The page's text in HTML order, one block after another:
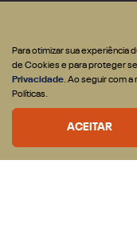
Para otimizar sua experiência
de Cookies e para proteger
Privacidade. Ao seguir com
Políticas.
ACEITAR